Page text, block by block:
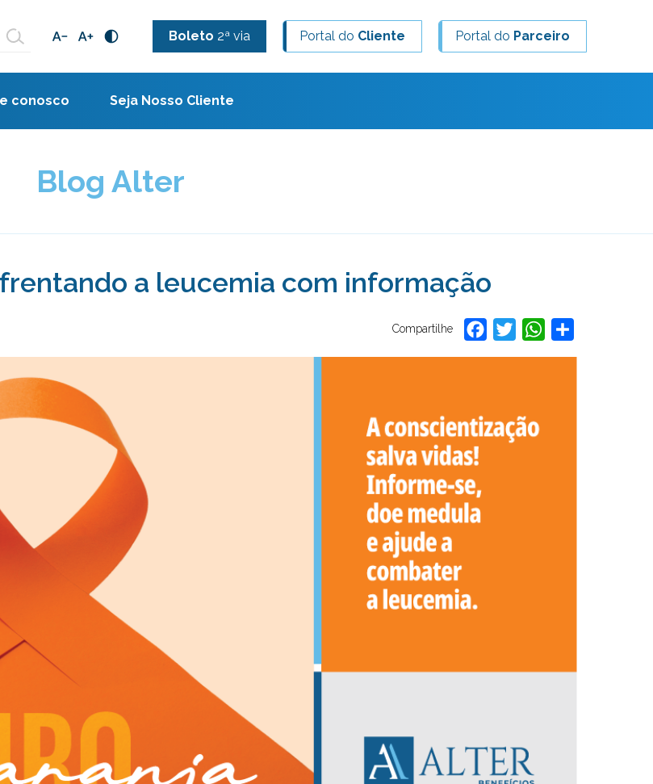
Boleto 2ª via Portal do Cliente Portal do Parceiro
conosco Seja Nosso Cliente
Blog Alter
a leucemia com informação
Compartilhe Facebook
Twitter WhatsApp